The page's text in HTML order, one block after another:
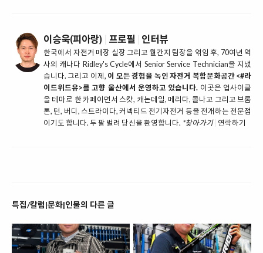
이승욱(피아랑) 프로필 인터뷰
한국에서 자전거 매장 실장 그리고 월간지 팀장을 엮임 후, 70여년 역
사의 캐나다 Ridley's Cycle에서 Senior Service Technician을 지냈
습니다. 그리고 이제, 이 모든 경험을 녹인 자전거 복합문화공간 <#라
이드위드유>를 고향 울산에서 운영하고 있습니다. 이곳은 업사이클
을 테마로 한 카페이면서 스캇, 캐논데일, 메리다, 콜나고 그리고 브롬
톤, 턴, 버디, 스트라이다, 커넥티드 전기자전거 등을 전개하는 전문점
이기도 합니다. 두 팔 벌려 당신을 환영합니다. *찾아가기 연락하기
특집/칼럼|문화|인물의 다른 글